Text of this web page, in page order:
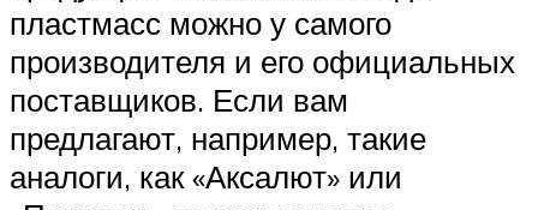
пластмасс можно у самого
производителя и его официальных
поставщиков. Если вам
предлагают, например, такие
аналоги, как «Аксалют» или